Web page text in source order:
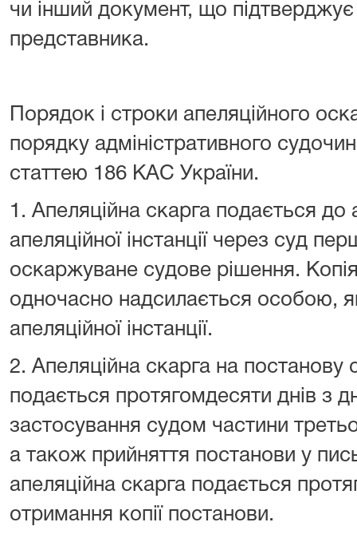
чи інший документ, що
представника.
Порядок і строки апеляційного
порядку адміністративного
статтею 186 КАС України.
1. Апеляційна скарга подається до
апеляційної інстанції через суд
оскаржуване судове рішення.
одночасно надсилається особою,
апеляційної інстанції.
2. Апеляційна скарга на постанову
подається протягомдесяти днів з
застосування судом частини
а також прийняття постанови у
апеляційна скарга подається
отримання копії постанови.